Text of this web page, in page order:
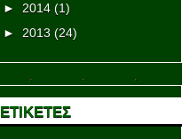
► 2014 (1)
► 2013 (24)
ΕΤΙΚΕΤΕΣ